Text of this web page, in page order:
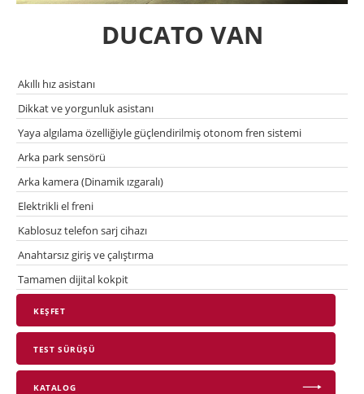
DUCATO VAN
Akıllı hız asistanı
Dikkat ve yorgunluk asistanı
Yaya algılama özelliğiyle güçlendirilmiş otonom fren sistemi
Arka park sensörü
Arka kamera (Dinamik ızgaralı)
Elektrikli el freni
Kablosuz telefon sarj cihazı
Anahtarsız giriş ve çalıştırma
Tamamen dijital kokpit
KEŞFET
TEST SÜRÜŞÜ
KATALOG